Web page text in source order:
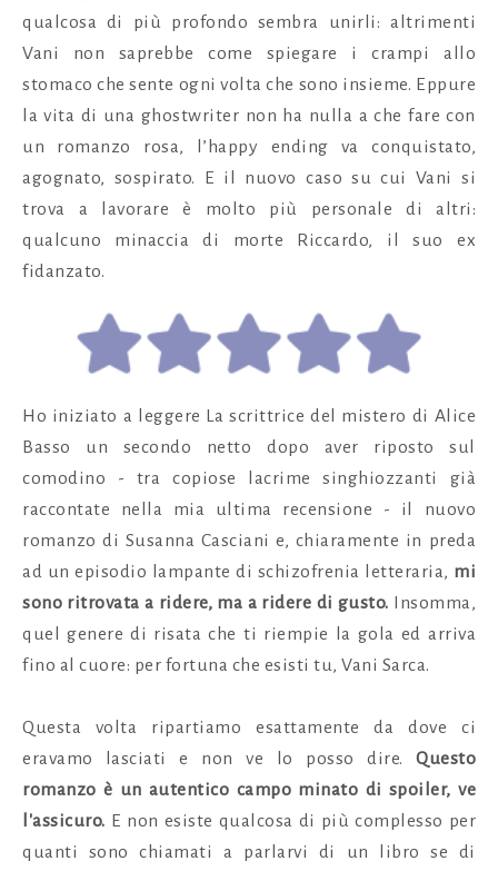
qualcosa di più profondo sembra unirli: altrimenti
Vani non saprebbe come spiegare i crampi allo
stomaco che sente ogni volta che sono insieme. Eppure
la vita di una ghostwriter non ha nulla a che fare con
un romanzo rosa, l’happy ending va conquistato,
agognato, sospirato. E il nuovo caso su cui Vani si
trova a lavorare è molto più personale di altri:
qualcuno minaccia di morte Riccardo, il suo ex
fidanzato.
Ho iniziato a leggere La scrittrice del mistero di Alice
Basso un secondo netto dopo aver riposto sul
comodino - tra copiose lacrime singhiozzanti già
raccontate nella mia ultima recensione - il nuovo
romanzo di Susanna Casciani e, chiaramente in preda
ad un episodio lampante di schizofrenia letteraria, mi
sono ritrovata a ridere, ma a ridere di gusto. Insomma,
quel genere di risata che ti riempie la gola ed arriva
fino al cuore: per fortuna che esisti tu, Vani Sarca.
Questa volta ripartiamo esattamente da dove ci
eravamo lasciati e non ve lo posso dire. Questo
romanzo è un autentico campo minato di spoiler, ve
l'assicuro. E non esiste qualcosa di più complesso per
quanti sono chiamati a parlarvi di un libro se di